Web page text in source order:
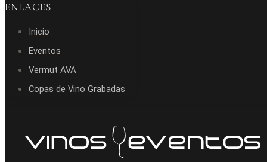
ENLACES
Inicio
Eventos
Vermut AVA
Copas de Vino Grabadas